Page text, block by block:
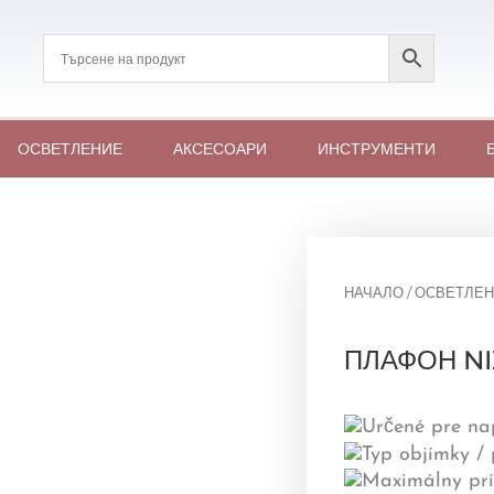
ОСВЕТЛЕНИЕ АКСЕСОАРИ ИНСТРУМЕНТИ
НАЧАЛО/
ПЛАФОН